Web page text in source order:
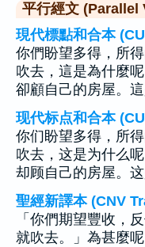
平行經文 (Parallel
現代標點和合本
你們盼望多得，所
吹去，這是為什麼
卻顧自己的房屋。
现代标点和合本
你们盼望多得，所
吹去，这是为什么
却顾自己的房屋。
聖經新譯本 (CNV
「你們期望豐收，
就吹去。」為甚麼